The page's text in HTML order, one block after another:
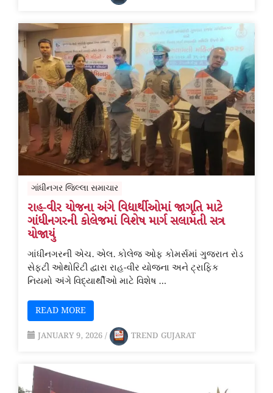
ગાંધીનગર જિલ્લા સમાચાર
રાહ-વીર યોજના અંગે વિદ્યાર્થીઓમાં જાગૃતિ માટે
ગાંધીનગરની કોલેજમાં વિશેષ માર્ગ સલામતી સત્ર
યોજાયું
ગાંધીનગરની એચ. એલ. કોલેજ ઓફ કોમર્સમાં ગુજરાત રોડ
સેફ્ટી ઓથોરિટી દ્વારા રાહ-વીર યોજના અને ટ્રાફિક
નિયમો અંગે વિદ્યાર્થીઓ માટે વિશેષ …
READ MORE
JANUARY 9, 2026 / TREND GUJARAT